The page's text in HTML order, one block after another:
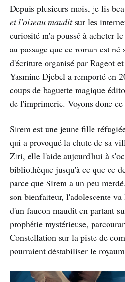
Depuis plusieurs mois, je lis
et l'oiseau mauditsur les
curiosité m'a poussé à acheter
au passage que ce roman est
d'écriture organisé par Rageot
Yasmine Djebel a remporté en
coups de baguette magique
de l'imprimerie. Voyons donc
Sirem est une jeune fille
qui a provoqué la chute de sa
Ziri, elle l'aide aujourd'hui à
bibliothèque jusqu'à ce que ce
parce que Sirem a un peu
son bienfaiteur, l'adolescente
d'un faucon maudit en partant
prophétie mystérieuse,
Constellation sur la piste de
pourraient déstabiliser le